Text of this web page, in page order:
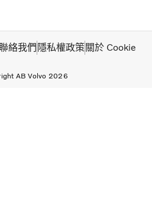
AB Volvo 2026
絡我們 隱私權政策關於 Cookie